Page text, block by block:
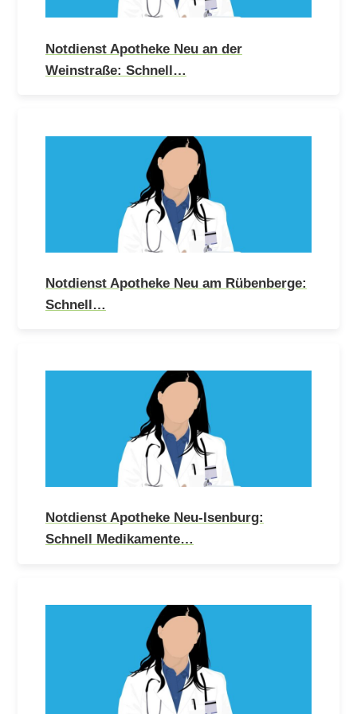
Notdienst Apotheke Neu an der
Weinstraße: Schnell…
Notdienst Apotheke Neu am Rübenberge:
Schnell…
Notdienst Apotheke Neu-Isenburg:
Schnell Medikamente…